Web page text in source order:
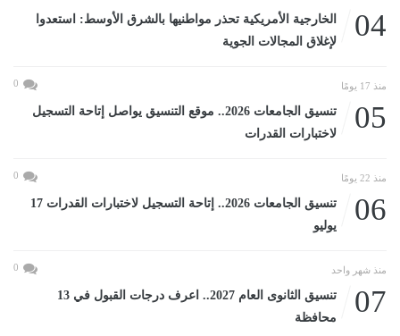
04
الخارجية الأمريكية تحذر مواطنيها بالشرق الأوسط: استعدوا
لإغلاق المجالات الجوية
منذ 17 يومًا 0
05
تنسيق الجامعات 2026.. موقع التنسيق يواصل إتاحة التسجيل
لاختبارات القدرات
منذ 22 يومًا 0
06
تنسيق الجامعات 2026.. إتاحة التسجيل لاختبارات القدرات 17
يوليو
منذ شهر واحد 0
07
تنسيق الثانوى العام 2027.. اعرف درجات القبول في 13
محافظة